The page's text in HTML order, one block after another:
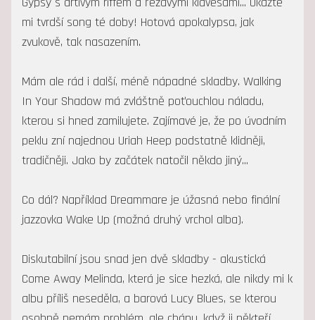
mi tvrdší song té doby! Hotová apokalypsa, jak
zvukově, tak nasazením.
Mám ale rád i další, méně nápadné skladby. Walking
In Your Shadow má zvláštně poťouchlou náladu,
kterou si hned zamilujete. Zajímavé je, že po úvodním
peklu zní najednou Uriah Heep podstatně klidněji,
tradičněji. Jako by začátek natočil někdo jiný...
Co dál? Například Dreammare je úžasná nebo finální
jazzovka Wake Up (možná druhý vrchol alba).
Diskutabilní jsou snad jen dvě skladby - akustická
Come Away Melinda, která je sice hezká, ale nikdy mi k
albu příliš neseděla, a barová Lucy Blues, se kterou